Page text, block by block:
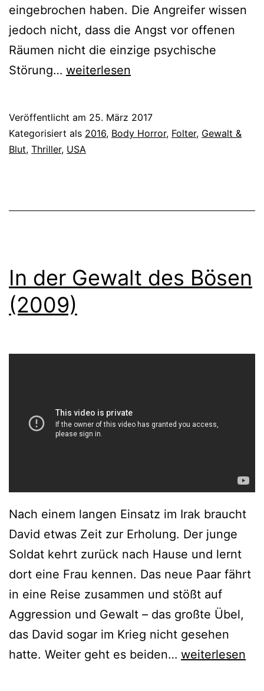
eingebrochen haben. Die Angreifer wissen
jedoch nicht, dass die Angst vor offenen
Räumen nicht die einzige psychische
Störung… Deadly
weiterlesen
Veröffentlicht am 25. März 2017
Kategorisiert als 2016, Body Horror, Folter, Gewalt &
Blut, Thriller, USA
In der Gewalt des Bösen
(2009)
Nach einem langen Einsatz im Irak braucht
David etwas Zeit zur Erholung. Der junge
Soldat kehrt zurück nach Hause und lernt
dort eine Frau kennen. Das neue Paar fährt
in eine Reise zusammen und stößt auf
Aggression und Gewalt – das großte Übel,
das David sogar im Krieg nicht gesehen
hatte. Weiter geht es beiden… In
weiterlesen